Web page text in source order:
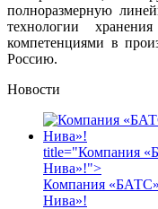
полноразмерную
технологии
компетенциями в
Россию.
Новости
title="Компания
Нива»!">
Компания
Нива»!